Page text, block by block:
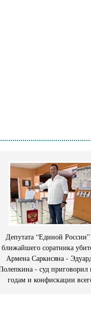
Депутата “Единой
ближайшего соратника
Армена Саркисяна -
- суд приговорил
годам и конфискации